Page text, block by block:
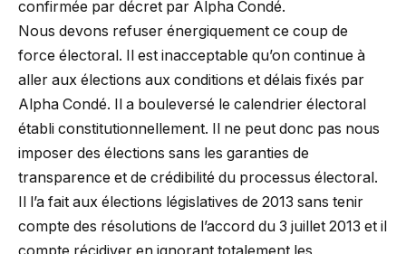
confirmée par décret par Alpha Condé.
Nous devons refuser énergiquement ce coup de
force électoral. Il est inacceptable qu’on continue à
aller aux élections aux conditions et délais fixés par
Alpha Condé. Il a bouleversé le calendrier électoral
établi constitutionnellement. Il ne peut donc pas nous
imposer des élections sans les garanties de
transparence et de crédibilité du processus électoral.
Il l’a fait aux élections législatives de 2013 sans tenir
compte des résolutions de l’accord du 3 juillet 2013 et il